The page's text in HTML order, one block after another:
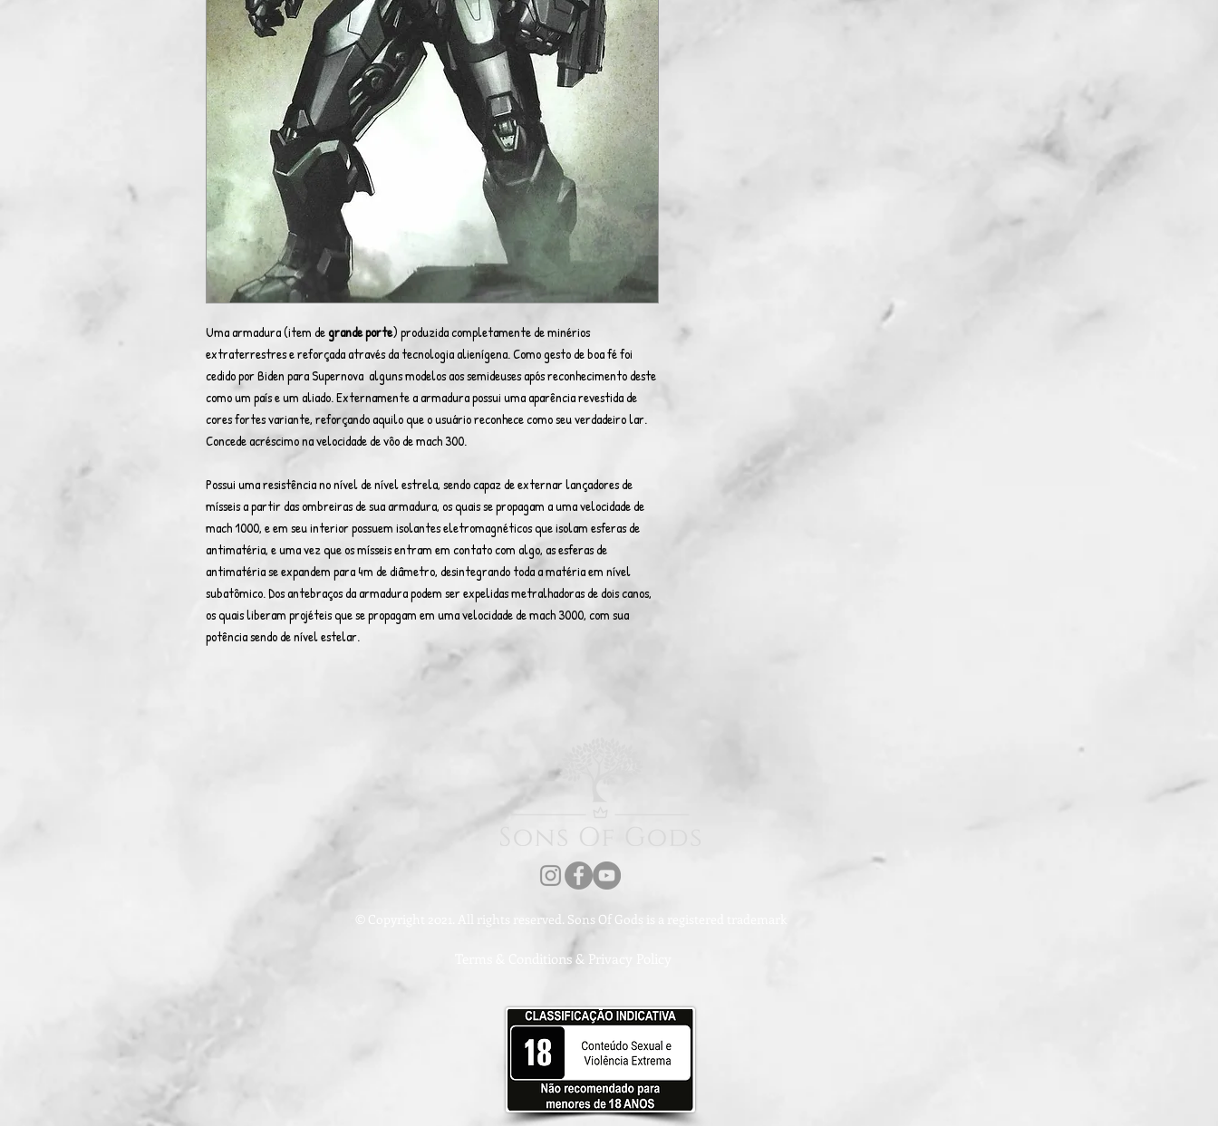
Uma armadura (item degrande porte) produzida completamente de minérios
extraterrestres e reforçada através da tecnologia alienígena. Como gesto de boa fé foi
cedido por Biden para Supernova alguns modelos aos semideuses após reconhecimento deste
como um país e um aliado. Externamente a armadura possui uma aparência revestida de
cores fortes variante, reforçando aquilo que o usuário reconhece como seu verdadeiro lar.
Concede acréscimo na velocidade de vôo de mach 300.
Possui uma resistência no nível de nível estrela, sendo capaz de externar lançadores de
mísseis a partir das ombreiras de sua armadura, os quais se propagam a uma velocidade de
mach 1000, e em seu interior possuem isolantes eletromagnéticos que isolam esferas de
antimatéria, e uma vez que os mísseis entram em contato com algo, as esferas de
antimatéria se expandem para 4m de diâmetro, desintegrando toda a matéria em nível
subatômico. Dos antebraços da armadura podem ser expelidas metralhadoras de dois canos,
os quais liberam projéteis que se propagam em uma velocidade de mach 3000, com sua
potência sendo de nível estelar.
© Copyright 2021. All rights reserved. Sons Of Gods is a registered trademark
Terms & Conditions & Privacy Policy